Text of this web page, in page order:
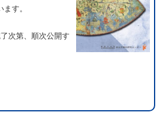
す。
次第、順次公開す